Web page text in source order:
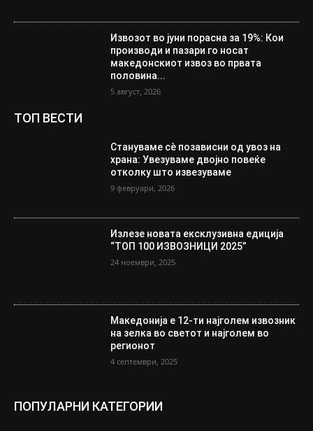
Извозот во јуни порасна за 19%: Кои
производи и пазари го носат
македонскиот извоз во првата
половина...
5 август, 2026
ТОП ВЕСТИ
Стануваме сè позависни од увоз на
храна: Увезуваме двојно повеќе
отколку што извезуваме
9 февруари, 2026
Излезе новата ексклузивна едиција
“ТОП 100 ИЗВОЗНИЦИ 2025”
24 ноември, 2025
Македонија е 12-ти најголем извозник
на зелка во светот и најголем во
регионот
4 септември, 2025
ПОПУЛАРНИ КАТЕГОРИИ